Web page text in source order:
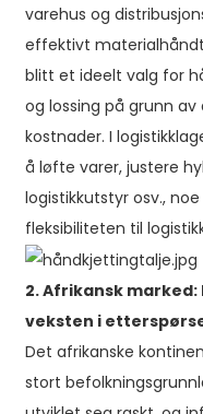
varehus og
effektivt
blitt et ideelt valg for
og lossing på grunn
kostnader. I
å løfte varer, justere
logistikkutstyr osv.,
fleksibiliteten til
2. Afrikansk
veksten i
Det afrikanske
stort